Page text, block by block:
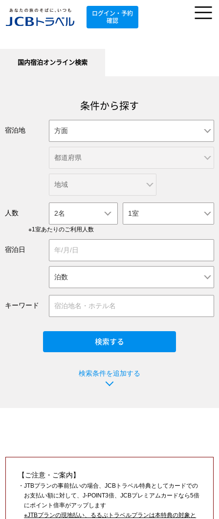
ログイン・予約
確認
国内宿泊オンライン検索
条件から探す
宿泊地
人数 2名
※1室あたりのご利用人数
宿泊日
キーワード
検索条件を追加する
【ご注意・ご案内】
・JTBプランの事前払いの場合、JCBトラベル特典としてカードでの
お支払い額に対して、J-POINT3倍、JCBプレミアムカードなら5倍
にポイント倍率がアップします
※JTBプランの現地払い、るるぶトラベルプランは本特典の対象と